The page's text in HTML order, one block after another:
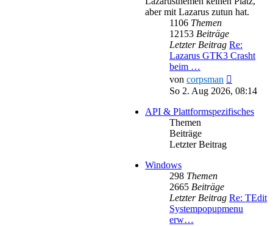
aber mit Lazarus zutun hat.
1106 Themen
12153 Beiträge
Letzter Beitrag Re:
Lazarus GTK3 Crasht
beim …
von corpsman
Beitrag
So 2. Aug 2026, 08:14
API & Plattformspezifisches
Themen
Beiträge
Letzter Beitrag
Windows
298 Themen
2665 Beiträge
Letzter Beitrag Re: TEdit
Systempopupmenu
erw…